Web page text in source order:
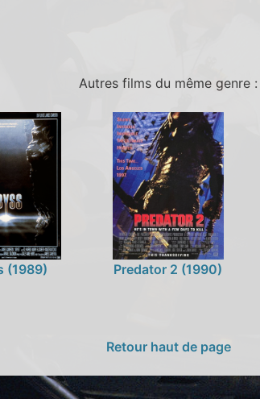
Autres films du même genre :
(1989) Predator 2 (1990)
Retour haut de page